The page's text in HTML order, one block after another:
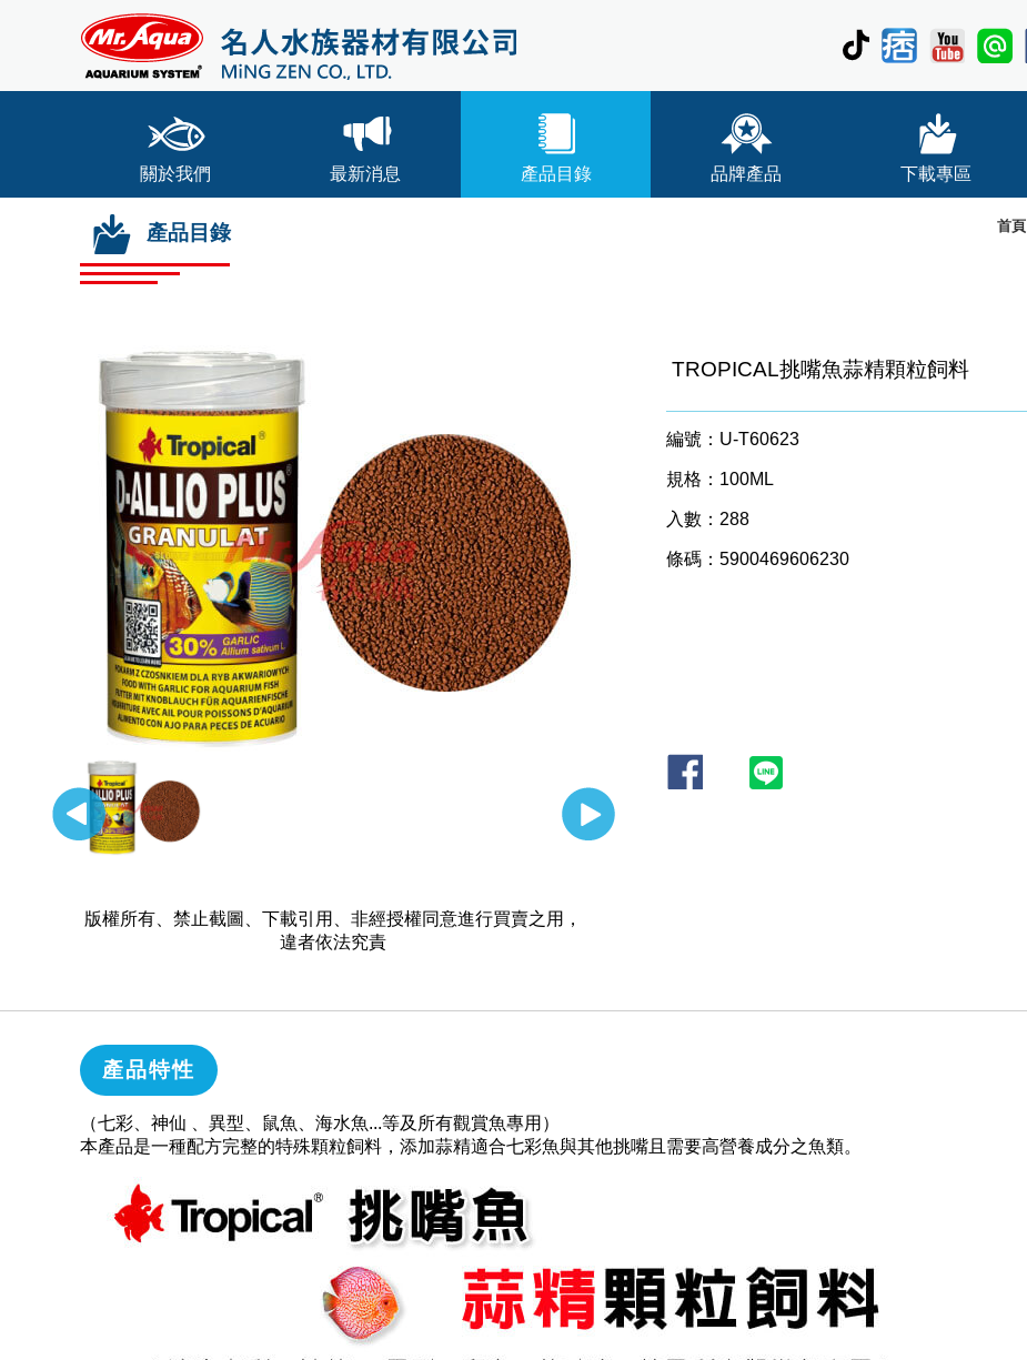
關於我們 最新消息 產品目錄 品牌產品 下載專區
產品目錄 首頁
版權所有、禁止截圖、下載引用、非經授權同意進行買賣之用，
違者依法究責
TROPICAL挑嘴魚蒜精顆粒飼料
編號：U-T60623
規格：100ML
入數：288
條碼：5900469606230
產品特性
（七彩、神仙 、異型、鼠魚、海水魚...等及所有觀賞魚專用）
本產品是一種配方完整的特殊顆粒飼料，添加蒜精適合七彩魚與其他挑嘴且需要高營養成分之魚類。